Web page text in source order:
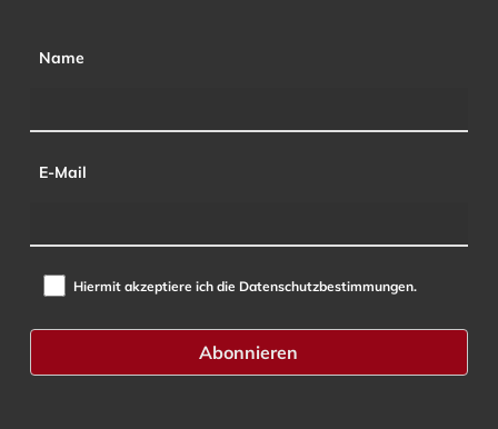
Name
E-Mail
Hiermit akzeptiere ich die Datenschutzbestimmungen.